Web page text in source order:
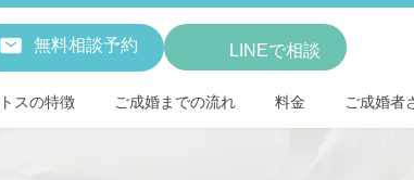
無料相談予約 LINEで相談
スの特徴 ご成婚までの流れ 料金 ご成婚者